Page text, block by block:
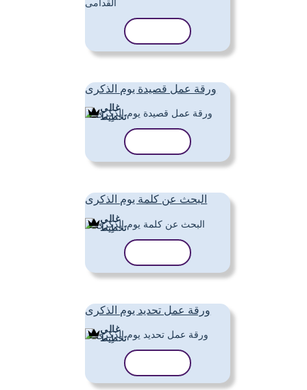
ورقة عمل قصيدة يوم الذكرى
غالي
تَخطِيط
البحث عن كلمة يوم الذكرى
غالي
تَخطِيط
ورقة عمل تحديد يوم الذكرى
غالي
تَخطِيط